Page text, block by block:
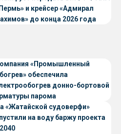
и крейсер «Адмирал
до конца 2026 года
«Промышленный
обеспечила
донно-бортовой
парома
проекта CNF22
«Жатайской судоверфи»
на воду баржу проекта